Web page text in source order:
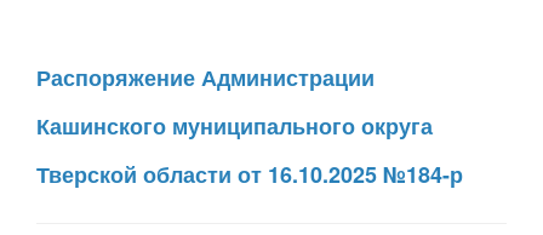
Распоряжение Администрации
Кашинского муниципального округа
Тверской области от 16.10.2025 №184-р